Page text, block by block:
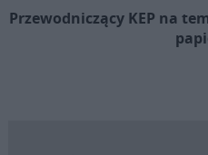
Przewodniczący KEP na